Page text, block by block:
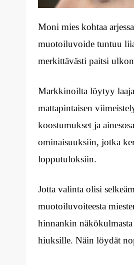
Moni mies kohtaa
muotoiluvoide tuntuu
merkittävästi paitsi
Markkinoilta löytyy
mattapintaisen
koostumukset ja
ominaisuuksiin, jotka
lopputuloksiin.
Jotta valinta olisi
muotoiluvoiteesta
hinnankin
hiuksille. Näin löydät